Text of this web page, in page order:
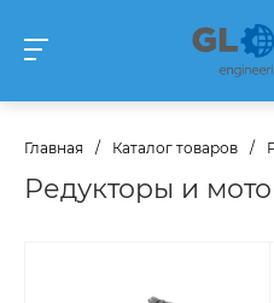
Главная / Каталог товаров /
Редукторы и